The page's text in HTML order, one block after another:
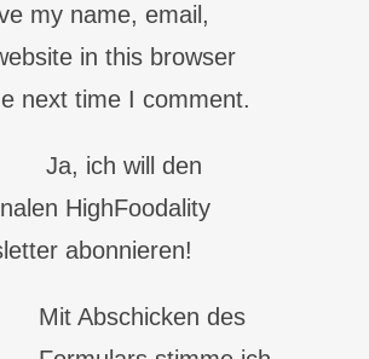
my name, email,
in this browser
next time I comment.
Ja, ich will den
HighFoodality
abonnieren!
Mit Abschicken des